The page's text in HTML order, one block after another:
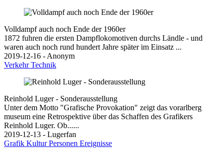
Volldampf auch noch Ende der 1960er
1872 fuhren die ersten Dampflokomotiven durchs Ländle - und
waren auch noch rund hundert Jahre später im Einsatz ...
2019-12-16 - Anonym
VerkehrTechnik
Reinhold Luger - Sonderausstellung
Unter dem Motto "Grafische Provokation" zeigt das vorarlberg
museum eine Retrospektive über das Schaffen des Grafikers
Reinhold Luger. Ob......
2019-12-13 - Lugerfan
Grafik KulturPersonen Ereignisse